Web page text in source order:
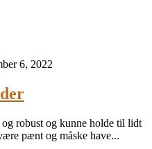
6, 2022
robust og kunne holde til lidt
pænt og måske have...